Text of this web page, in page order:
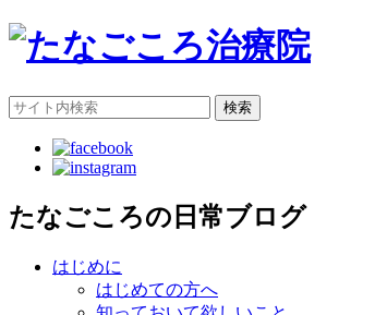
検索
たなごころの日常ブログ
はじめに
はじめての方へ